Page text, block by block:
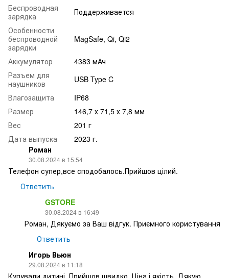
Беспроводная
зарядка
Поддерживается
Особенности
беспроводной
зарядки
MagSafe, Qi, Qi2
Аккумулятор
4383 мАч
Разъем для
наушников
USB Type C
Влагозащита
IP68
Размер
146,7 х 71,5 х 7,8 мм
Вес
201 г
Дата выпуска
2023 г.
Роман
30.08.2024 в 15:54
Телефон супер,все сподобалось.Прийшов цілий.
Ответить
GSTORE
30.08.2024 в 16:49
Роман, Дякуємо за Ваш відгук. Приємного користування
Ответить
Игорь Вьюн
29.08.2024 в 11:18
Купували дитині. Прийшов швидко. Ціна і якість. Дякую